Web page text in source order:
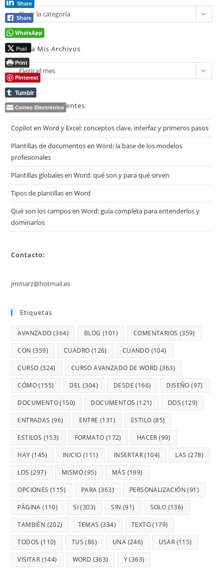
Categorías
Elegir la categoría
Mira Mis Archivos
Mira
mis
archivos
Elegir el mes
Entradas Recientes
Copilot en Word y Excel: conceptos clave, interfaz y primeros pasos
Plantillas de documentos en Word: la base de los modelos
profesionales
Plantillas globales en Word: qué son y para qué sirven
Tipos de plantillas en Word
Qué son los campos en Word: guía completa para entenderlos y
dominarlos
Contacto:
jmmarz@hotmail.es
Etiquetas
AVANZADO (364) BLOG (101) COMENTARIOS (359)
CON (359) CUADRO (126) CUANDO (104)
CURSO (324) CURSO AVANZADO DE WORD (363)
CÓMO(155) DEL (304) DESDE (166) DISEÑO (97)
DOCUMENTO(150) DOCUMENTOS (121) DOS (129)
ENTRADAS (96) ENTRE (131) ESTILO (85)
ESTILOS (153) FORMATO (172) HACER (99)
HAY (145) INICIO (111) INSERTAR(104) LAS (278)
LOS (297) MISMO(95) MÁS (199)
OPCIONES (115) PARA (363) PERSONALIZACIÓN (91)
PÁGINA (110) SI(303) SIN (91) SOLO (136)
TAMBIÉN (202) TEMAS (334) TEXTO(179)
TODOS (110) TUS (86) UNA (246) USAR (115)
VISITAR (144) WORD (363) Y(363)
Share
Share
WhatsApp
Post
Print
Pinterest
Tumblr
Correo Electrónico